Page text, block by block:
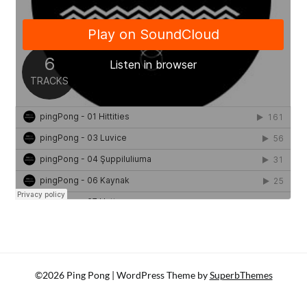
©2026 Ping Pong | WordPress Theme bySuperbThemes